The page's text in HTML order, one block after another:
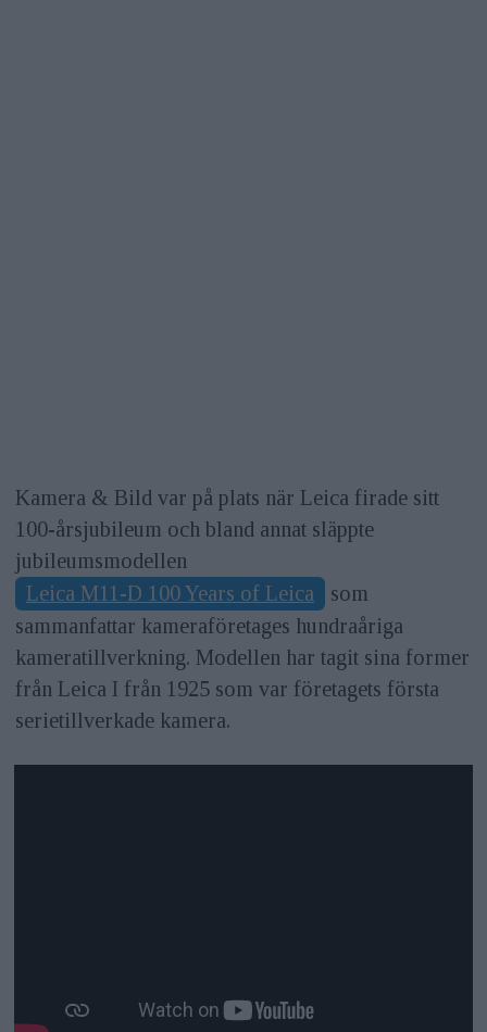
Kamera & Bild var på plats när Leica firade sitt
100-årsjubileum och bland annat släppte
jubileumsmodellen
Leica M11-D 100 Years of Leica
som
sammanfattar kameraföretages hundraåriga
kameratillverkning. Modellen har tagit sina former
från Leica I från 1925 som var företagets första
serietillverkade kamera.